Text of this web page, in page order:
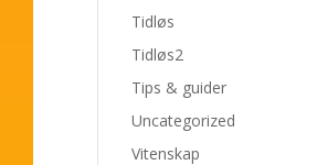
Tidløs
Tidløs2
Tips & guider
Uncategorized
Vitenskap